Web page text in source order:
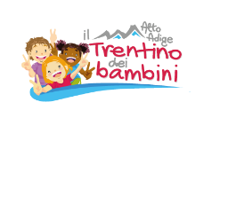
contenuto